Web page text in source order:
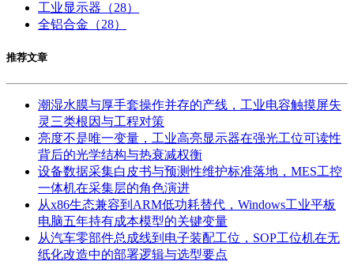
工业显示器 （28）
全铝合金 （28）
推荐文章
潮湿水膜与厚手套操作并存的产线，工业电容触摸屏失
灵三类根因与工程对策
亮度不是唯一变量，工业高亮显示器在强光工位可读性
背后的光学结构与热衰减权衡
设备数据采集白皮书与预测性维护标准落地，MES工控
一体机在采集层的角色演进
从x86生态兼容到ARM低功耗替代，Windows工业平板
电脑五年持有成本模型的关键变量
从汽车零部件总成线到电子装配工位，SOP工位机在无
纸化改造中的部署逻辑与选型要点